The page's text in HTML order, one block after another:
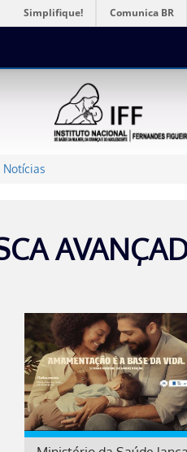
Simplifique! Comunica BR
Notícias